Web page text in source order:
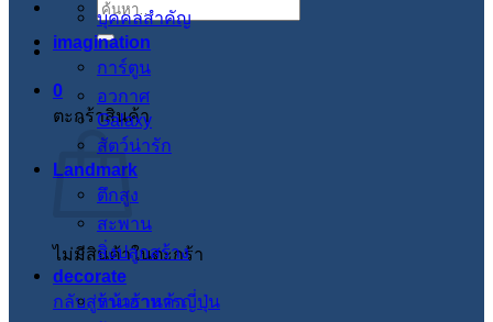
ค้นหา:
0
ตะกร้าสินค้า
ไม่มีสินค้าในตะกร้า
กลับสู่หน้าร้านค้า
บุคคลสำคัญ
imagination
การ์ตูน
อวกาศ
Galaxy
สัตว์น่ารัก
Landmark
ตึกสูง
สะพาน
สิ่งปลูกสร้าง
decorate
ร้านอาหารญี่ปุ่น